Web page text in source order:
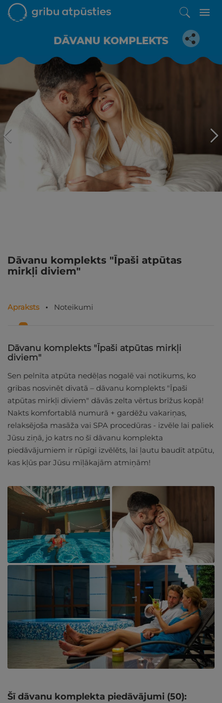
Iepatikās šis piedāvājums?
Līdz brīnišķīgai atpūtai atlikuši tikai daži soļi
PĒRKU
Dāvanu komplekts "Īpaši atpūtas
mirkļi diviem"
Apraksts Noteikumi
Dāvanu komplekts "Īpaši atpūtas mirkļi
diviem"
Sen pelnīta atpūta nedēļas nogalē vai notikums, ko
gribas nosvinēt divatā – dāvanu komplekts "Īpaši
atpūtas mirkļi diviem" dāvās zelta vērtus brīžus kopā!
Nakts komfortablā numurā + gardēžu vakariņas,
relaksējoša masāža vai SPA procedūras - izvēle lai paliek
Jūsu ziņā, jo katrs no šī dāvanu komplekta
piedāvājumiem ir rūpīgi izvēlēts, lai ļautu baudīt atpūtu,
kas kļūs par Jūsu mīļākajām atmiņām!
Šī dāvanu komplekta piedāvājumi (50):